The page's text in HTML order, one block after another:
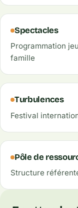
Spectacles
Programmation
famille
Turbulences
Festival
Pôle de
Structure